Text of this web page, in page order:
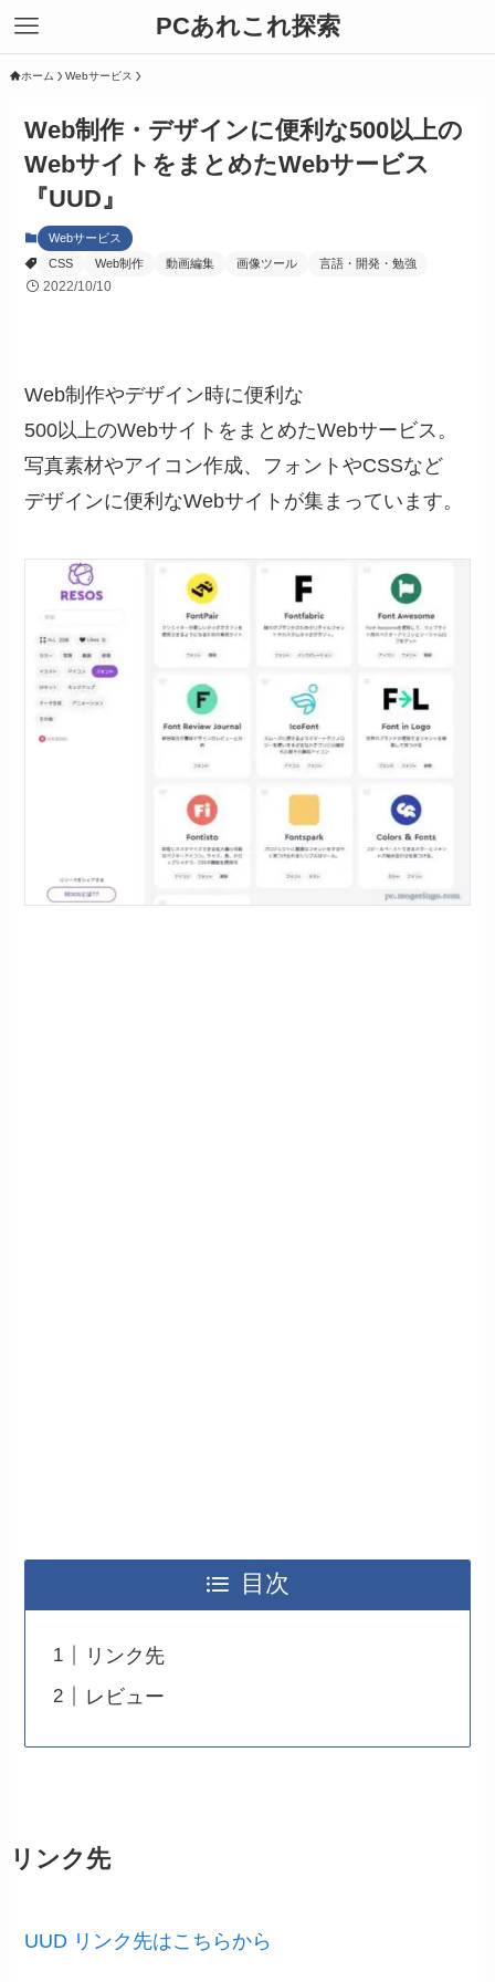
PCあれこれ探索
ホーム Webサービス
Web制作・デザインに便利な500以上の
WebサイトをまとめたWebサービス
『UUD』
Webサービス
CSS
Web制作 動画編集 画像ツール 言語・開発・勉強
2022/10/10
Web制作やデザイン時に便利な
500以上のWebサイトをまとめたWebサービス。
写真素材やアイコン作成、フォントやCSSなど
デザインに便利なWebサイトが集まっています。
目次
リンク先
レビュー
リンク先
UUD リンク先はこちらから